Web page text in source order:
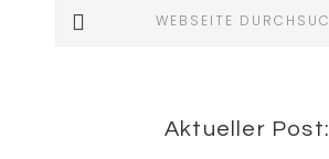
Aktueller Post: